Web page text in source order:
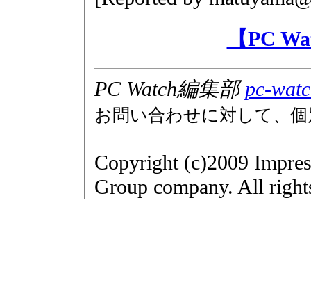
【PC
PC Watch編集部pc-
お問い合わせに対して、
Copyright (c)2009
Group company. All